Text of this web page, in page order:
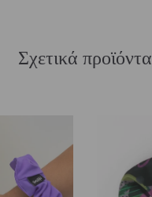
Σχετικά προϊόντα